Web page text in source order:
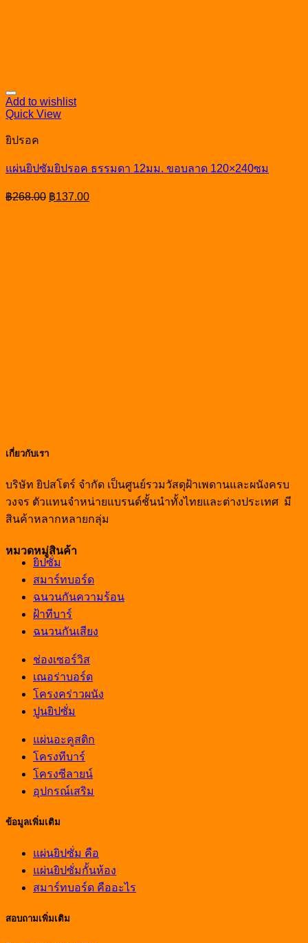
Add to wishlist
Quick View
ยิปรอค
แผ่นยิปซัมยิปรอค ธรรมดา 12มม. ขอบลาด 120×240ซม
฿268.00 Original
price
฿137.00Current
price
เกี่ยวกับเรา
บริษัท ยิปสโตร์ จำกัด เป็นศูนย์รวมวัสดุฝ้าเพดานและผนังครบ
วงจร ตัวแทนจำหน่ายแบรนด์ชั้นนำทั้งไทยและต่างประเทศ มี
สินค้าหลากหลายกลุ่ม
หมวดหมู่สินค้า
ยิปซั่ม
สมาร์ทบอร์ด
ฉนวนกันความร้อน
ฝ้าทีบาร์
ฉนวนกันเสียง
ช่องเซอร์วิส
เณอร่าบอร์ด
โครงคร่าวผนัง
ปูนยิปซั่ม
แผ่นอะคูสติก
โครงทีบาร์
โครงซีลายน์
อุปกรณ์เสริม
ข้อมูลเพิ่มเติม
แผ่นยิปซั่ม คือ
แผ่นยิปซั่มกั้นห้อง
สมาร์ทบอร์ด คืออะไร
สอบถามเพิ่มเติม